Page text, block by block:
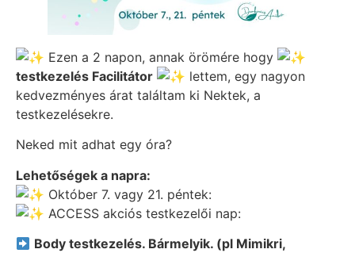
Ezen a 2 napon, annak örömére hogy
testkezelés Facilitátor
lettem, egy nagyon
kedvezményes árat találtam ki Nektek, a
testkezelésekre.
Neked mit adhat egy óra?
Lehetőségek a napra:
Október 7. vagy 21. péntek:
ACCESS akciós testkezelői nap:
Body testkezelés. Bármelyik. (pl Mimikri,